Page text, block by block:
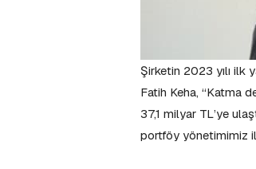
Şirketin 2023 yılı ilk
Fatih Keha, “Katma
37,1 milyar TL’ye
portföy yönetimimiz